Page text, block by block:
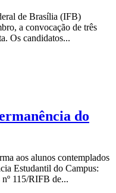
de Brasília (IFB)
a convocação de três
Os candidatos...
do
aos alunos contemplados
Estudantil do Campus:
nº 115/RIFB de...